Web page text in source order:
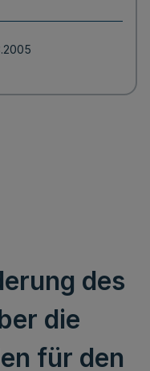
des
die
für den